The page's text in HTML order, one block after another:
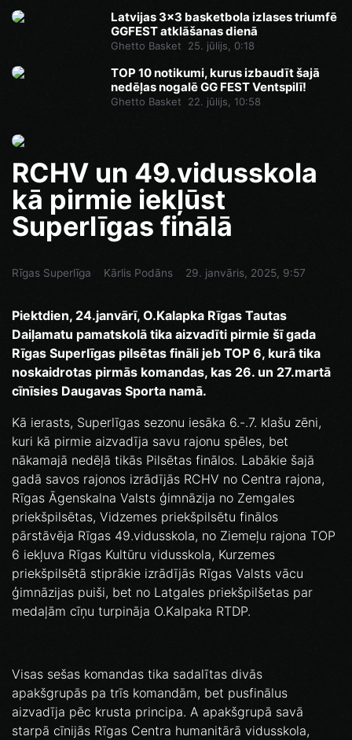
Latvijas 3x3 basketbola izlases triumfē
GGFEST atklāšanas dienā
Ghetto Basket 25. jūlijs, 0:18
TOP 10 notikumi, kurus izbaudīt šajā
nedēļas nogalē GG FEST Ventspilī!
Ghetto Basket 22. jūlijs, 10:58
RCHV un 49.vidusskola
kā pirmie iekļūst
Superlīgas finālā
Rīgas Superlīga Kārlis Podāns 29. janvāris, 2025, 9:57
Piektdien, 24.janvārī, O.Kalapka Rīgas Tautas
Daiļamatu pamatskolā tika aizvadīti pirmie šī gada
Rīgas Superlīgas pilsētas fināli jeb TOP 6, kurā tika
noskaidrotas pirmās komandas, kas 26. un 27.martā
cīnīsies Daugavas Sporta namā.
Kā ierasts, Superlīgas sezonu iesāka 6.-.7. klašu zēni,
kuri kā pirmie aizvadīja savu rajonu spēles, bet
nākamajā nedēļā tikās Pilsētas finālos. Labākie šajā
gadā savos rajonos izrādījās RCHV no Centra rajona,
Rīgas Āgenskalna Valsts ģimnāzija no Zemgales
priekšpilsētas, Vidzemes priekšpilsētu finālos
pārstāvēja Rīgas 49.vidusskola, no Ziemeļu rajona TOP
6 iekļuva Rīgas Kultūru vidusskola, Kurzemes
priekšpilsētā stiprākie izrādījās Rīgas Valsts vācu
ģimnāzijas puiši, bet no Latgales priekšpilšetas par
medaļām cīņu turpināja O.Kalpaka RTDP.
Visas sešas komandas tika sadalītas divās
apakšgrupās pa trīs komandām, bet pusfinālus
aizvadīja pēc krusta principa. A apakšgrupā savā
starpā cīnijās Rīgas Centra humanitārā vidusskola,